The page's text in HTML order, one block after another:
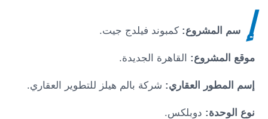
إ سم المشروع:كمبوند فيلدج جيت.
موقع المشروع: القاهرة الجديدة.
إسم المطور العقاري: شركة بالم هيلز للتطوير العقاري.
نوع الوحدة: دوبلكس.